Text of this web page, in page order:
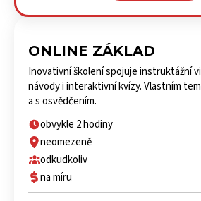
ONLINE ZÁKLAD
Inovativní školení spojuje instruktážní
návody i interaktivní kvízy. Vlastním
a s osvědčením.
obvykle 2 hodiny
neomezeně
odkudkoliv
na míru